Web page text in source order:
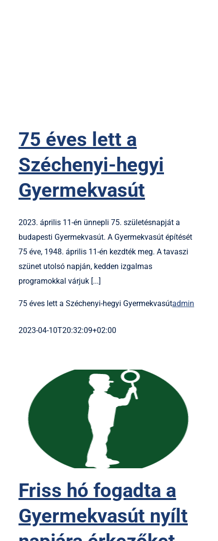
75 éves lett a
Széchenyi-hegyi
Gyermekvasút
2023. április 11-én ünnepli 75. születésnapját a
budapesti Gyermekvasút. A Gyermekvasút építését
75 éve, 1948. április 11-én kezdték meg. A tavaszi
szünet utolsó napján, kedden izgalmas
programokkal várjuk [...]
75 éves lett a Széchenyi-hegyi Gyermekvasútadmin
2023-04-10T20:32:09+02:00
Friss hó fogadta a
Gyermekvasút nyílt